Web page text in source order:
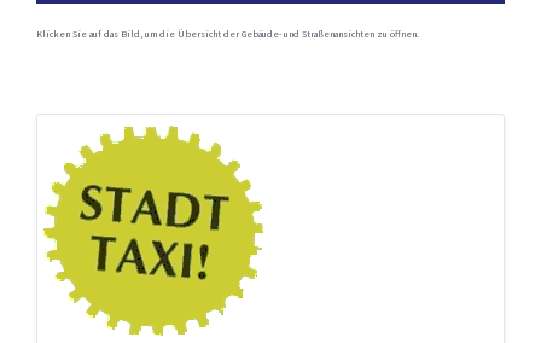
Klicken Sie auf das Bild, um die Übersicht der Gebäude- und Straßenansichten zu öffnen.